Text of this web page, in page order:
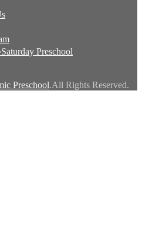
Saturday Preschool
Preschool.All Rights Reserved.